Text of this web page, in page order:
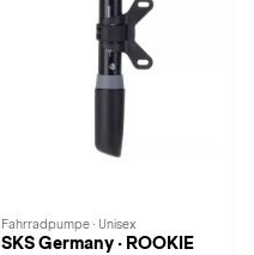
Fahrradpumpe · Unisex
SKS Germany · ROOKIE